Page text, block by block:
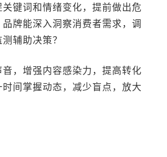
键词和情绪变化，提前做出危
牌能深入洞察消费者需求，调
辅助决策？
，增强内容感染力，提高转化
间掌握动态，减少盲点，放大